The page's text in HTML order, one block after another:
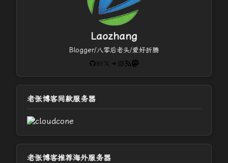
Laozhang
Blogger/八零后老头/爱好折腾
GitHub
电子邮件 X Telegram
Instagram
RSS FeedMastodon
老张博客同款服务器
老张博客推荐海外服务器